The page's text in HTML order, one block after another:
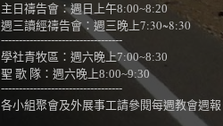
主日禱告會：週日上午8:00~8:20
週三讀經禱告會：週三晚上7:30~8:30
----------------------------------
學社青牧區：週六晚上7:00~8:30
聖 歌 隊： 週六晚上8:00~9:30
----------------------------------
各小組聚會及外展事工請參閱每週教會週報